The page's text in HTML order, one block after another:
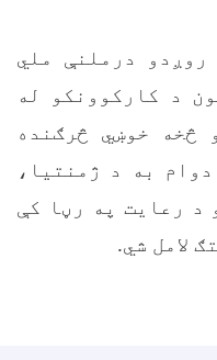
درملنې ملي
د کارکوونکو له
څخه خوښي څرګنده
به د ژمنتیا،
د رعایت په رڼا کې
لامل شي.